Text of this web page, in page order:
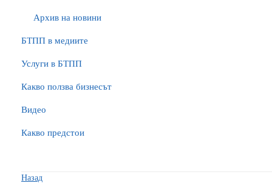
Архив на новини
БTПП в медиите
Услуги в БТПП
Какво ползва бизнесът
Видео
Какво предстои
Назад